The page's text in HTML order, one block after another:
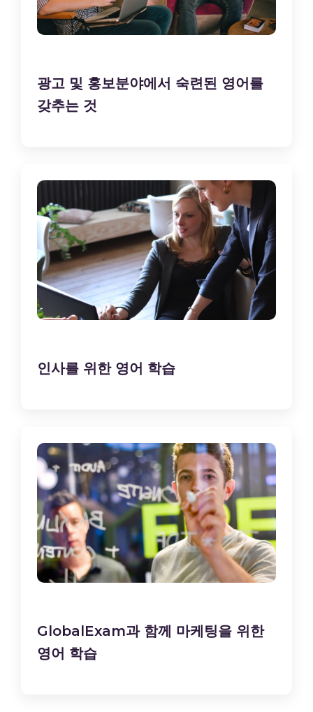
광고 및 홍보분야에서 숙련된 영어를
갖추는 것
인사를 위한 영어 학습
GlobalExam과 함께 마케팅을 위한
영어 학습